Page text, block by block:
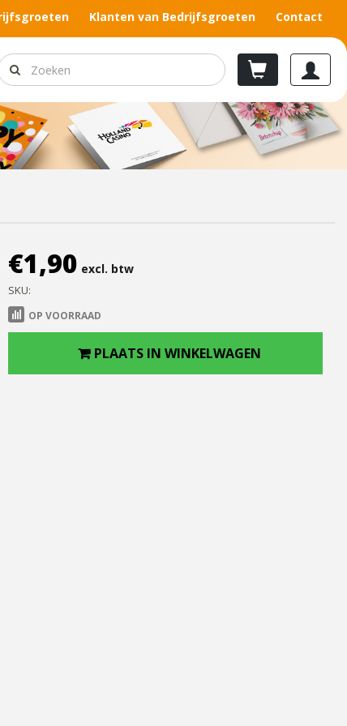
Contact
Klanten van Bedrijfsgroeten
€1,90 excl. btw
SKU:
OP VOORRAAD
PLAATS IN WINKELWAGEN